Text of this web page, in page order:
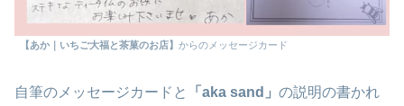
【あか｜いちご大福と茶菓のお店】 からのメッセージカード
自筆のメッセージカードと 「aka sand」 の説明の書かれ